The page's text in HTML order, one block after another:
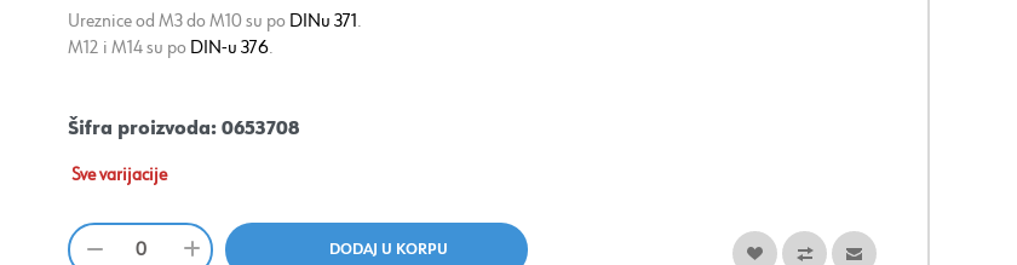
Ureznice od M3 do M10 su po DINu 371.
M12 i M14 su po DIN-u 376.
Šifra proizvoda: 0653708
Sve varijacije